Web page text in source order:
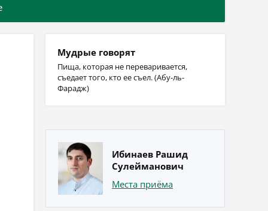
Мудрые говорят
Пища, которая не переваривается,
съедает того, кто ее съел. (Абу-ль-
Фарадж)
Ибинаев Рашид
Сулейманович
Места приёма